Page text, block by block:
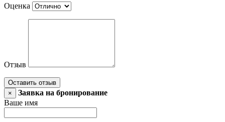
Оценка
Отзыв
Оставить отзыв
×
Заявка на бронирование
Ваше имя